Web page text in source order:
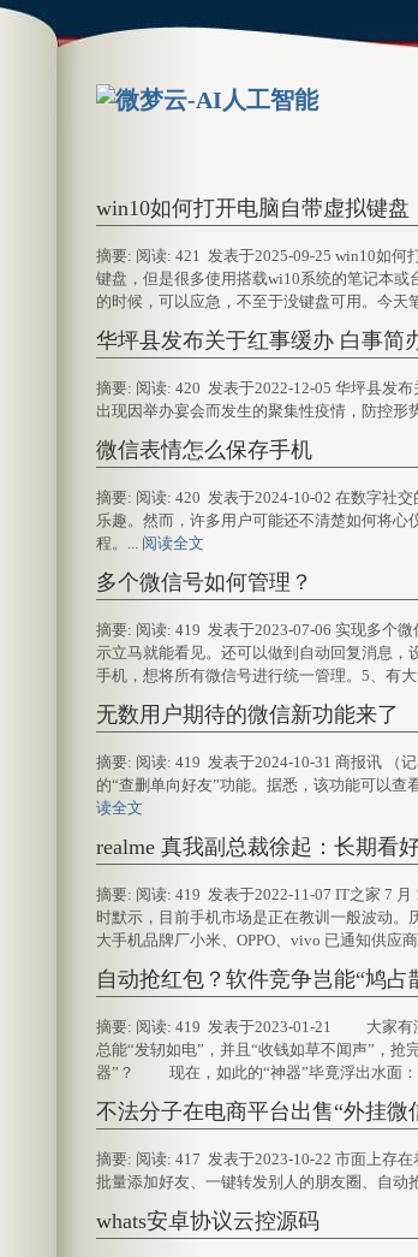
win10如何打开电脑自带虚拟键盘
摘要: 阅读: 421 发表于2025-09-25 win10如
键盘，但是很多使用搭载wi10系统的笔记本
的时候，可以应急，不至于没键盘可用。今天
华坪县发布关于红事缓办 白事简
摘要: 阅读: 420 发表于2022-12-05 华坪县发
出现因举办宴会而发生的聚集性疫情，防控形
微信表情怎么保存手机
摘要: 阅读: 420 发表于2024-10-02 在数字社
乐趣。然而，许多用户可能还不清楚如何将
程。... 阅读全文
多个微信号如何管理？
摘要: 阅读: 419 发表于2023-07-06 实现多个
示立马就能看见。还可以做到自动回复消息
手机，想将所有微信号进行统一管理。5、有
无数用户期待的微信新功能来了
摘要: 阅读: 419 发表于2024-10-31 商报讯 （
的“查删单向好友”功能。据悉，该功能可以查
读全文
realme 真我副总裁徐起：长期看
摘要: 阅读: 419 发表于2022-11-07 IT之家 7
时默示，目前手机市场是正在教训一般波动
大手机品牌厂小米、OPPO、vivo 已通知供应
自动抢红包？软件竞争岂能“鸠占
摘要: 阅读: 419 发表于2023-01-21 大家有
总能“发轫如电”，并且“收钱如草不闻声”，
器”？ 现在，如此的“神器”毕竟浮出水面：
不法分子在电商平台出售“外挂微
摘要: 阅读: 417 发表于2023-10-22 市面上存
批量添加好友、一键转发别人的朋友圈、自动
whats安卓协议云控源码